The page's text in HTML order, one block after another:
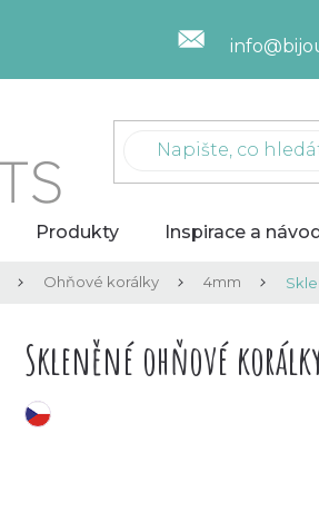
Produkty Inspirace a
Ohňové korálky 4mm
Skleněné ohňové